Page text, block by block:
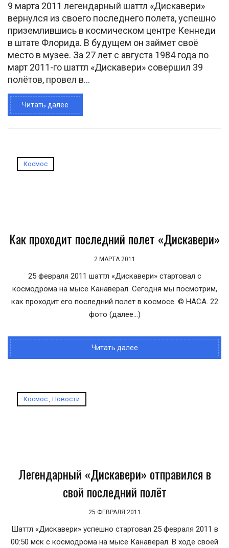
9 марта 2011 легендарный шаттл «Дискавери»
вернулся из своего последнего полета, успешно
приземлившись в космическом центре Кеннеди
в штате Флорида. В будущем он займет своё
место в музее. За 27 лет с августа 1984 года по
март 2011-го шаттл «Дискавери» совершил 39
полётов, провел в...
Читать далее
Космос
Как проходит последний полет «Дискавери»
2 МАРТА 2011
25 февраля 2011 шаттл «Дискавери» стартовал с
космодрома на мысе Канаверал. Сегодня мы посмотрим,
как проходит его последний полет в космосе. © НАСА. 22
фото (далее…)
Читать далее
Космос , Новости
Легендарный «Дискавери» отправился в
свой последний полёт
25 ФЕВРАЛЯ 2011
Шаттл «Дискавери» успешно стартовал 25 февраля 2011 в
00:50 мск с космодрома на мысе Канаверал. В ходе своей